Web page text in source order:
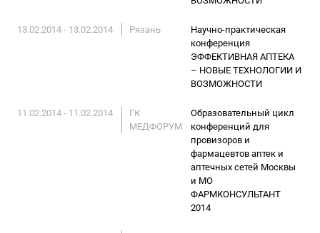
13.02.2014 - 13.02.2014 Рязань
Научно-практическая
конференция
ЭФФЕКТИВНАЯ АПТЕКА
– НОВЫЕ ТЕХНОЛОГИИ И
ВОЗМОЖНОСТИ
11.02.2014 - 11.02.2014
ГК
МЕДФОРУМ
Образовательный цикл
конференций для
провизоров и
фармацевтов аптек и
аптечных сетей Москвы
и МО
ФАРМКОНСУЛЬТАНТ
2014